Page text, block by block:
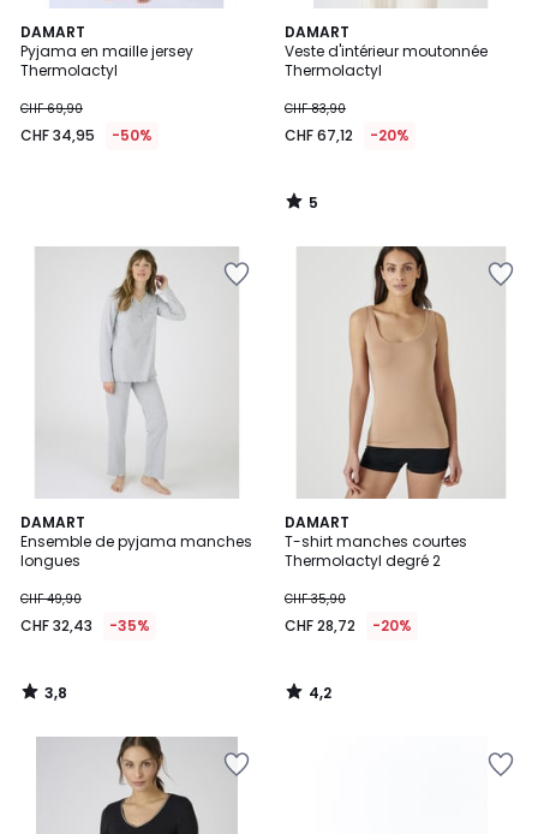
DAMART
Pyjama en maille jersey
Thermolactyl
CHF 69,90
CHF 34,95 -50%
DAMART
Veste d'intérieur moutonnée
Thermolactyl
CHF 83,90
CHF 67,12 -20%
5
/
5
5
/
DAMART
Ensemble de pyjama manches
longues
CHF 49,90
CHF 32,43 -35%
3,8
/ 5
3,8
/
DAMART
T-shirt manches courtes
Thermolactyl degré 2
CHF 35,90
CHF 28,72 -20%
4,2
/ 5
4,2
/